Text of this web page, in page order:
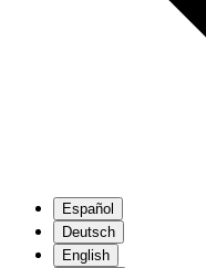
Español
Deutsch
English